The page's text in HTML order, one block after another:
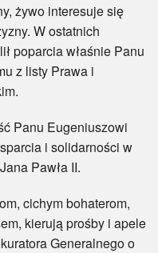
żywo interesuje się
W ostatnich
poparcia właśnie Panu
z listy Prawa i
Panu Eugeniuszowi
i solidarności w
Pawła II.
cichym bohaterom,
kierują prośby i apele
Generalnego o